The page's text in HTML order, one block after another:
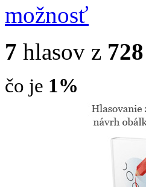
7 hlasov z 728
čo je 1%